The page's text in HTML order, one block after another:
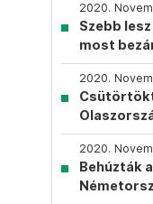
2020.
Szebb
most
2020.
2020.
Behúzták